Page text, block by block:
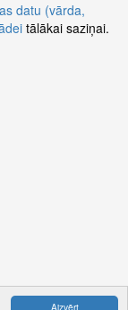
Aizvērt
datu (vārda,
tālākai saziņai.